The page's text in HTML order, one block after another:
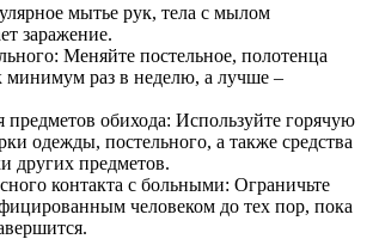
мытье рук, тела с мылом
заражение.
Меняйте постельное, полотенца
минимум раз в неделю, а лучше –
предметов обихода: Используйте горячую
одежды, постельного, а также средства
других предметов.
контакта с больными: Ограничьте
человеком до тех пор, пока